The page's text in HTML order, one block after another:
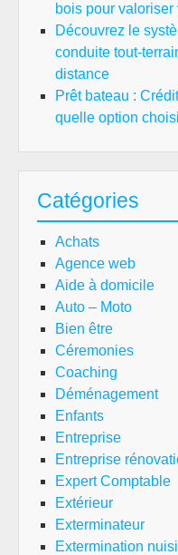
bois pour valoriser
Découvrez le
conduite tout-
distance
Prêt bateau :
quelle option
Catégories
Achats
Agence web
Aide à domicile
Auto – Moto
Bien être
Céremonies
Coaching
Déménagement
Enfants
Entreprise
Entreprise
Expert Comptable
Extérieur
Exterminateur
Extermination